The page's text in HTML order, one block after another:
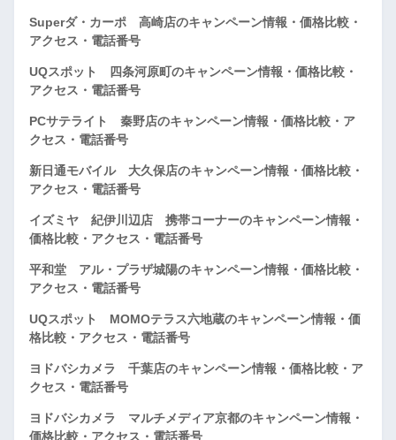
Superダ・カーポ 高崎店のキャンペーン情報・価格比較・
アクセス・電話番号
UQスポット 四条河原町のキャンペーン情報・価格比較・
アクセス・電話番号
PCサテライト 秦野店のキャンペーン情報・価格比較・ア
クセス・電話番号
新日通モバイル 大久保店のキャンペーン情報・価格比較・
アクセス・電話番号
イズミヤ 紀伊川辺店 携帯コーナーのキャンペーン情報・
価格比較・アクセス・電話番号
平和堂 アル・プラザ城陽のキャンペーン情報・価格比較・
アクセス・電話番号
UQスポット MOMOテラス六地蔵のキャンペーン情報・価
格比較・アクセス・電話番号
ヨドバシカメラ 千葉店のキャンペーン情報・価格比較・ア
クセス・電話番号
ヨドバシカメラ マルチメディア京都のキャンペーン情報・
価格比較・アクセス・電話番号